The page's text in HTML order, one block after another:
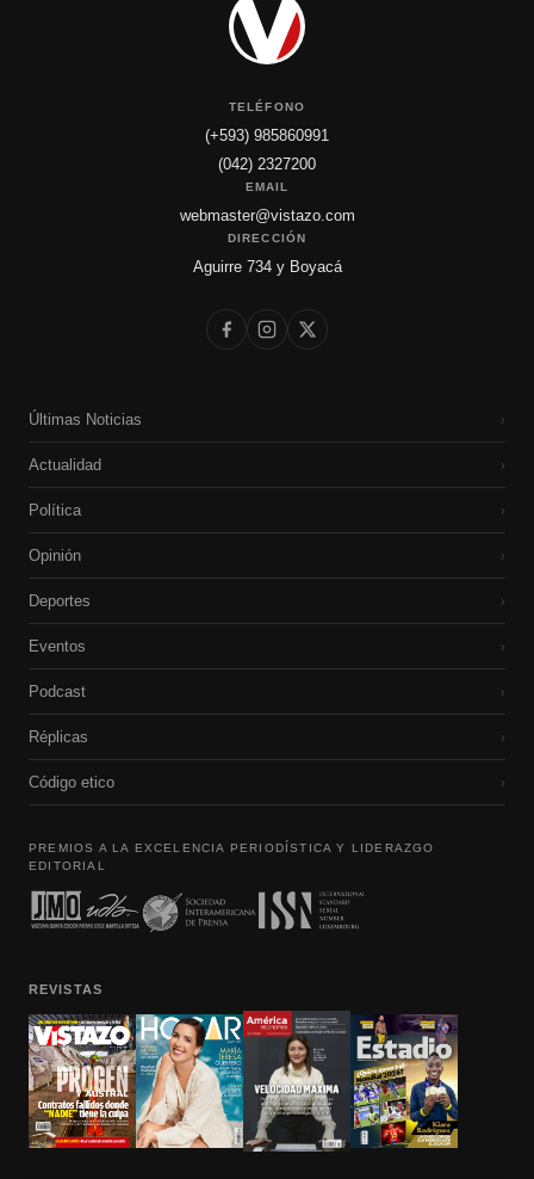
TELÉFONO
(+593) 985860991
(042) 2327200
EMAIL
webmaster@vistazo.com
DIRECCIÓN
Aguirre 734 y Boyacá
Últimas Noticias ›
Actualidad ›
Política ›
Opinión ›
Deportes ›
Eventos ›
Podcast ›
Réplicas ›
Código etico ›
PREMIOS A LA EXCELENCIA PERIODÍSTICA Y LIDERAZGO
EDITORIAL
REVISTAS